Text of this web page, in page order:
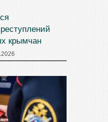
крымчан